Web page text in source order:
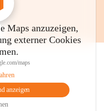
Maps anzuzeigen,
externer Cookies
maps
anzeigen